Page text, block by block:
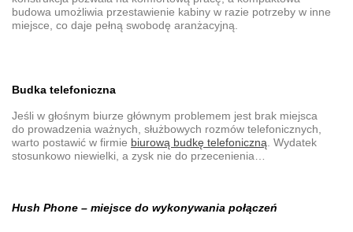
budowa umożliwia przestawienie kabiny w razie potrzeby w inne
miejsce, co daje pełną swobodę aranżacyjną.
Budka telefoniczna
Jeśli w głośnym biurze głównym problemem jest brak miejsca
do prowadzenia ważnych, służbowych rozmów telefonicznych,
warto postawić w firmie biurową budkę telefoniczną . Wydatek
stosunkowo niewielki, a zysk nie do przecenienia…
Hush Phone – miejsce do wykonywania połączeń